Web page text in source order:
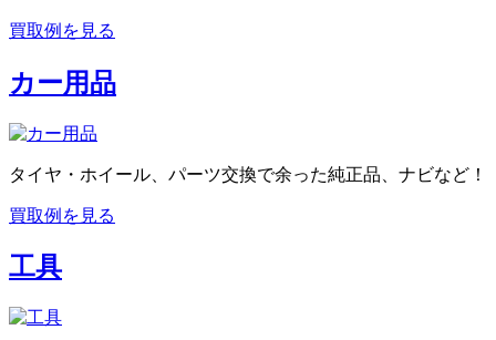
買取例を見る
カー用品
タイヤ・ホイール、パーツ交換で余った純正品、ナビなど！
買取例を見る
工具